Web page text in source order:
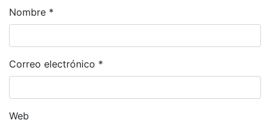
Nombre *
Correo electrónico *
Web